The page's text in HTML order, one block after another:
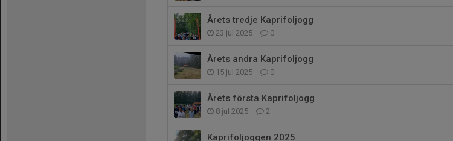
Årets tredje Kaprifoljogg
23 jul 2025 0
Årets andra Kaprifoljogg
15 jul 2025 0
Årets första Kaprifoljogg
8 jul 2025 2
Kaprifoljoggen 2025